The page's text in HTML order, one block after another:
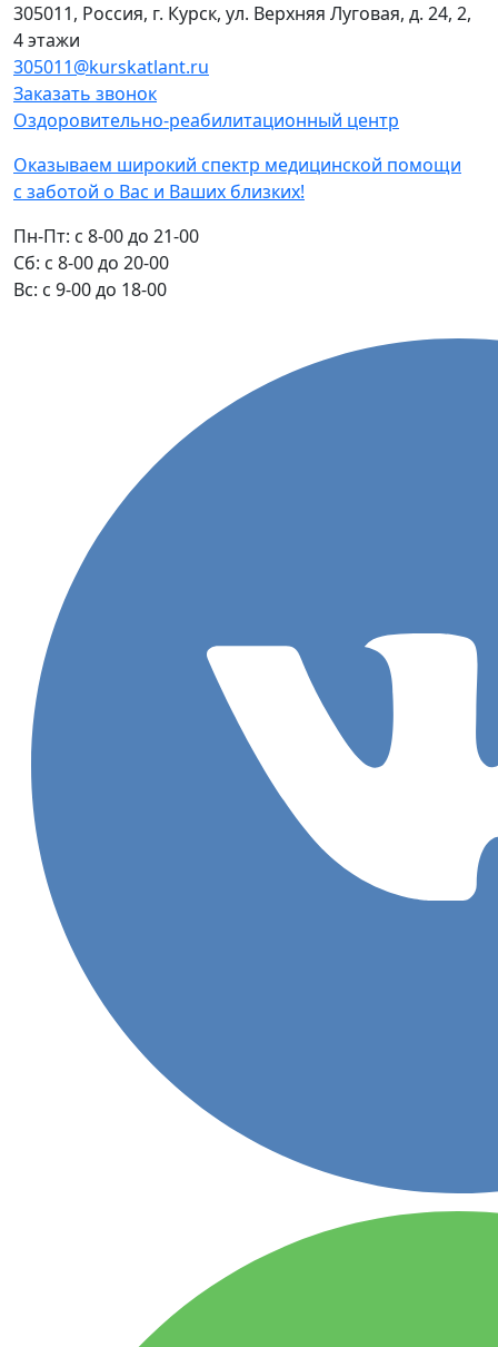
305011, Россия, г. Курск, ул. Верхняя Луговая, д. 24, 2,
4 этажи
305011@kurskatlant.ru
Заказать звонок
Оздоровительно-реабилитационный центр
Оказываем широкий спектр медицинской помощи
с заботой о Вас и Ваших близких!
Пн-Пт: с 8-00 до 21-00
Cб: с 8-00 до 20-00
Вс: с 9-00 до 18-00